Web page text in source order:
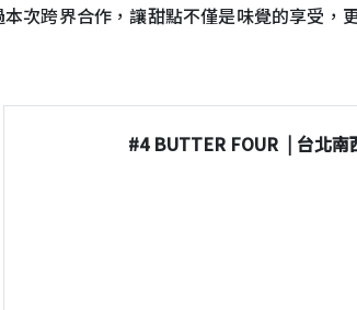
次跨界合作，讓甜點不僅是味覺的享受
#4 BUTTER FOUR | 台北南